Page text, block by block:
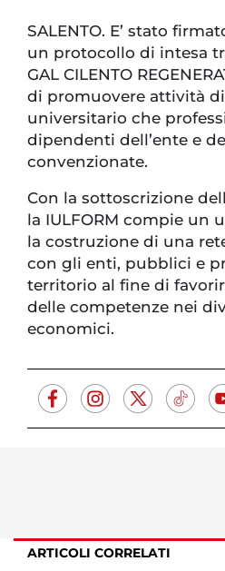
SALENTO. E’ stato
un protocollo di intesa
GAL CILENTO
di promuovere attività
universitario che
dipendenti dell’ente e
convenzionate.
Con la sottoscrizione
la IULFORM compie un
la costruzione di una
con gli enti, pubblici e
territorio al fine di
delle competenze nei
economici.
ARTICOLI CORRELATI